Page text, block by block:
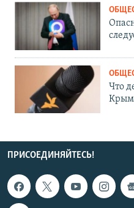
Что
ПРИСОЕДИНЯЙТЕСЬ!